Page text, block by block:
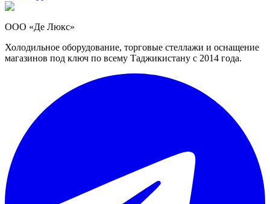
ООО «Де Люкс»
Холодильное оборудование, торговые стеллажи и оснащение
магазинов под ключ по всему Таджикистану с 2014 года.